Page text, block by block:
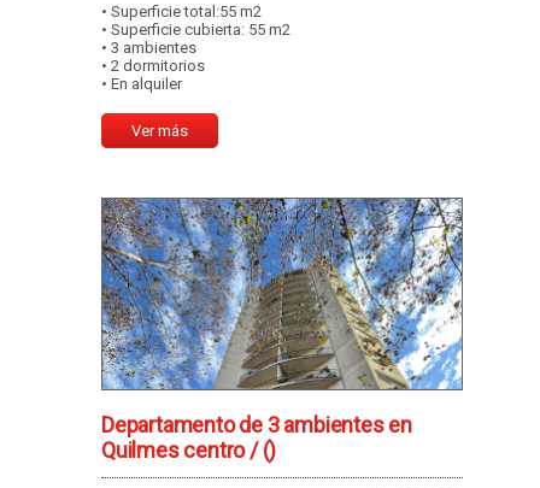
• Superficie total:55 m2
• Superficie cubierta: 55 m2
• 3 ambientes
• 2 dormitorios
• En alquiler
Ver más
Departamento de 3 ambientes en
Quilmes centro /()